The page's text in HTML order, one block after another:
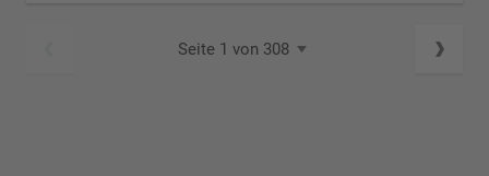
Seite 1 von 308